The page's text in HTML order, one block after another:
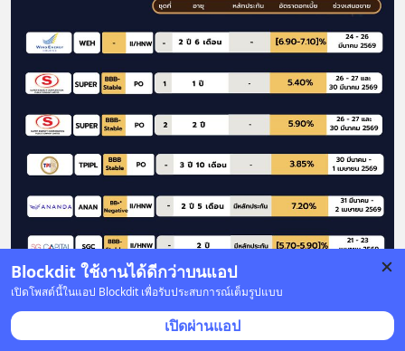
Blockdit ใช้งานได้ดีกว่าบนแอป
เปิดโพสต์นี้ในแอป Blockdit เพื่อรับประสบการณ์เต็มรูปแบบ
เปิดผ่านแอป
📍อัปเดต หุ้นกู้เสนอขายประจำเดือน มีนาคม -